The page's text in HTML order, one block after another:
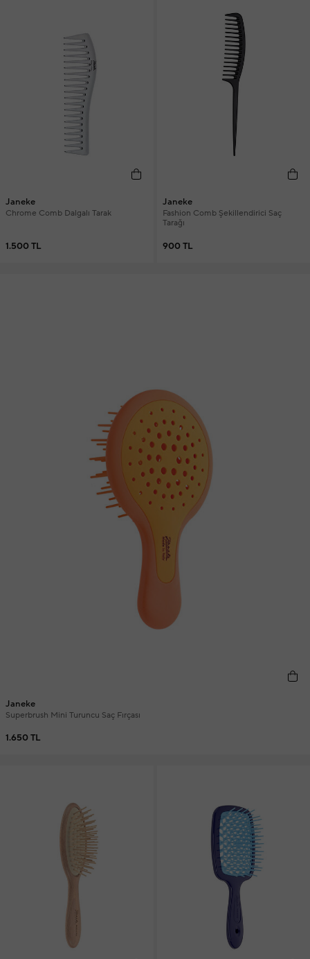
Janeke
Chrome Comb Dalgalı Tarak
1.500 TL
Janeke
Fashion Comb Şekillendirici Saç
Tarağı
900 TL
Janeke
Superbrush Mini Turuncu Saç Fırçası
1.650 TL